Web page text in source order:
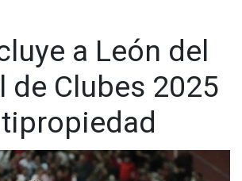
a León del
de Clubes 2025